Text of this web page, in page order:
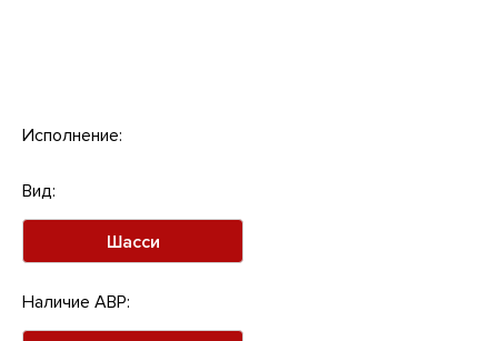
Исполнение:
Вид:
Шасси
Наличие АВР: